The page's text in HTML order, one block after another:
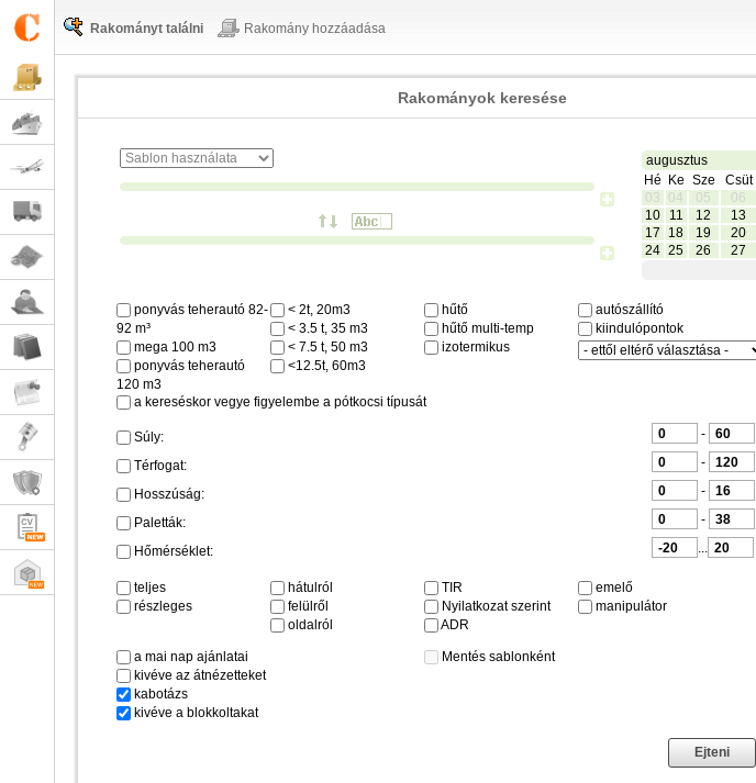
Rakományt találni Rakomány hozzáadása
Rakományok keresése
augusztus
Hé
Ke Sze Csüt
03
04 05 06
10
11 12 13
17
18 19 20
24 25 26 27
ponyvás teherautó 82-
92 m³
mega 100 m3
ponyvás teherautó
120 m3
< 2t, 20m3
< 3.5 t, 35 m3
< 7.5 t, 50 m3
<12.5t, 60m3
hűtő
hűtő multi-temp
izotermikus
autószállító
kiindulópontok
a kereséskor vegye figyelembe a pótkocsi típusát
Súly: -
Térfogat: -
Hosszúság: -
Paletták: -
Hőmérséklet:
teljes
részleges
hátulról
felülről
oldalról
TIR
Nyilatkozat szerint
ADR
emelő
manipulátor
a mai nap ajánlatai
kivéve az átnézetteket
kabotázs
kivéve a blokkoltakat
Mentés sablonként